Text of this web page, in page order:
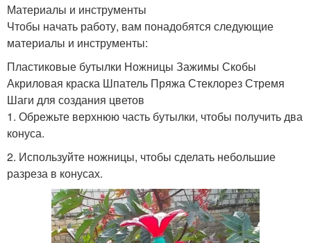
Материалы и инструменты
Чтобы начать работу, вам понадобятся следующие
материалы и инструменты:
Пластиковые бутылки Ножницы Зажимы Скобы
Акриловая краска Шпатель Пряжа Стеклорез Стремя
Шаги для создания цветов
1. Обрежьте верхнюю часть бутылки, чтобы получить два
конуса.
2. Используйте ножницы, чтобы сделать небольшие
разреза в конусах.